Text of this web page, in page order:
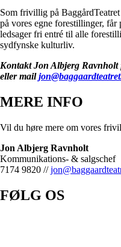
Som frivillig på
på vores egne forestillinger,
ledsager fri entré til alle
sydfynske kulturliv.
Kontakt Jon Albjerg Ravnholt
eller mail
MERE INFO
Vil du høre mere om vores
Jon Albjerg Ravnholt
Kommunikations- & salgschef
7174 9820 //
FØLG OS